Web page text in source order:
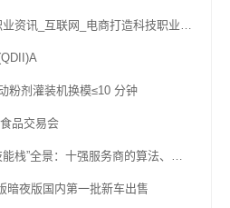
粉剂灌装机换模≤10 分钟
品交易会
暗夜版国内第一批新车出售